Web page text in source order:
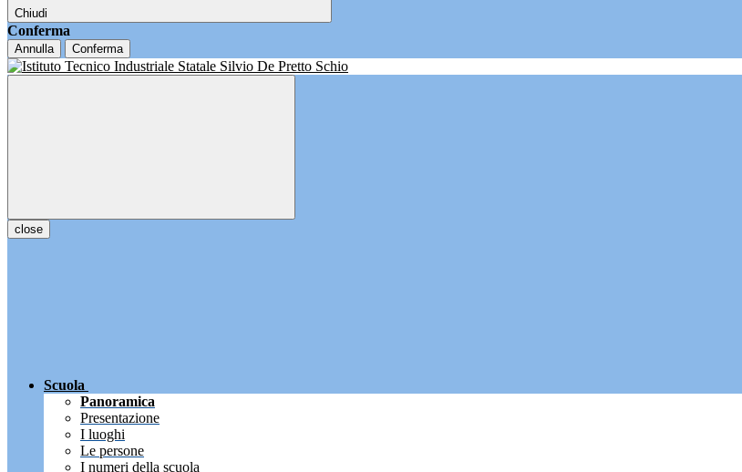
Chiudi
Conferma
Annulla Conferma
close
Scuola
Panoramica
Presentazione
I luoghi
Le persone
I numeri della scuola